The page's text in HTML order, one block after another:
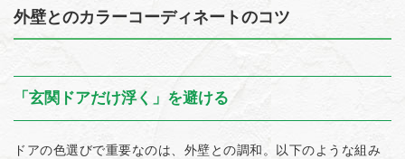
外壁とのカラーコーディネートのコツ
「玄関ドアだけ浮く」を避ける
ドアの色選びで重要なのは、外壁との調和。以下のような組み